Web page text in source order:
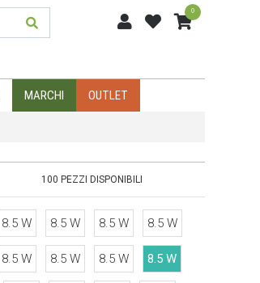
0
MARCHI OUTLET
100 PEZZI DISPONIBILI
8.5 W 8.5 W 8.5 W 8.5 W
8.5 W 8.5 W 8.5 W 8.5 W